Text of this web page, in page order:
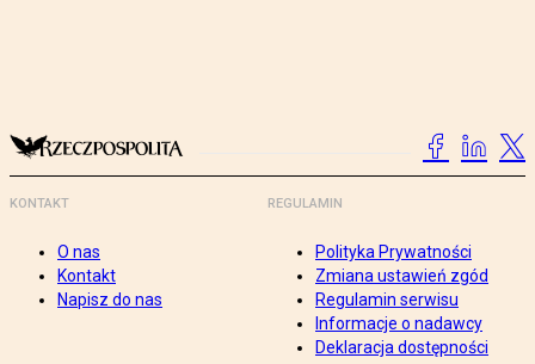
KONTAKT
O nas
Kontakt
Napisz do nas
REGULAMIN
Polityka Prywatności
Zmiana ustawień zgód
Regulamin serwisu
Informacje o nadawcy
Deklaracja dostępności